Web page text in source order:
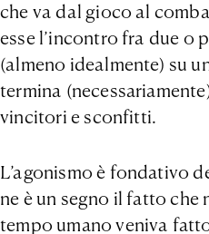
che va dal gioco al
esse l’incontro fra due o
(almeno idealmente) su
termina
vincitori e sconfitti.
L’agonismo è fondativo
ne è un segno il fatto che
tempo umano veniva